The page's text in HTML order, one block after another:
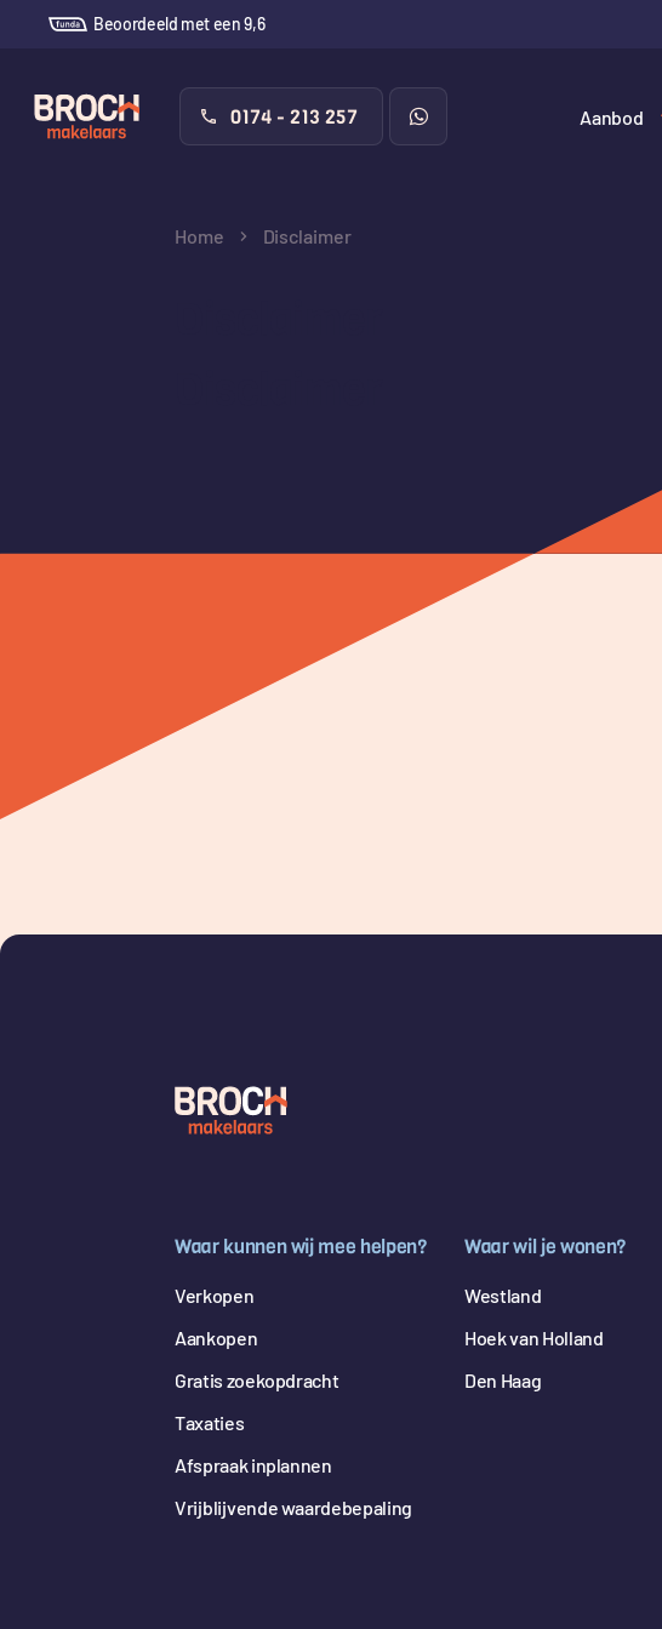
Beoordeeld met een 9,6
0174 - 213 257 Aanbod
Home Disclaimer
Waar kunnen wij mee helpen?
Verkopen
Aankopen
Gratis zoekopdracht
Taxaties
Afspraak inplannen
Vrijblijvende waardebepaling
Waar wil je wonen?
Westland
Hoek van Holland
Den Haag